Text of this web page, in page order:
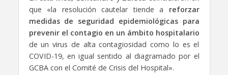
que «la resolución cautelar tiende a reforzar
medidas de seguridad epidemiológicas para
prevenir el contagio en un ámbito hospitalario
de un virus de alta contagiosidad como lo es el
COVID-19, en igual sentido al diagramado por el
GCBA con el Comité de Crisis del Hospital».